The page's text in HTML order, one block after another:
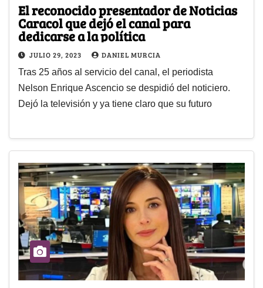
El reconocido presentador de Noticias
Caracol que dejó el canal para
dedicarse a la política
JULIO 29, 2023 DANIEL MURCIA
Tras 25 años al servicio del canal, el periodista
Nelson Enrique Ascencio se despidió del noticiero.
Dejó la televisión y ya tiene claro que su futuro